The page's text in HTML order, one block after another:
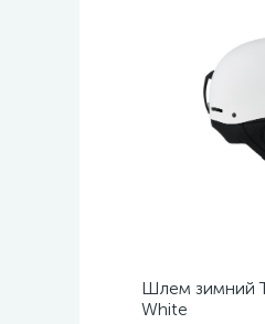
Шлем зимний
White